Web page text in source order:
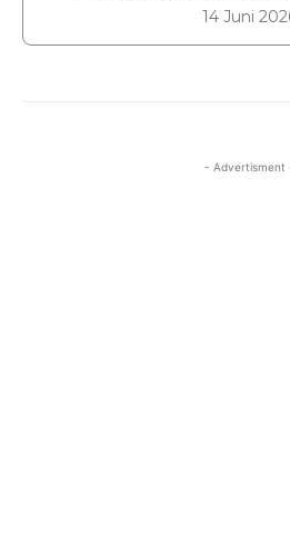
14 Juni
- Advertisment